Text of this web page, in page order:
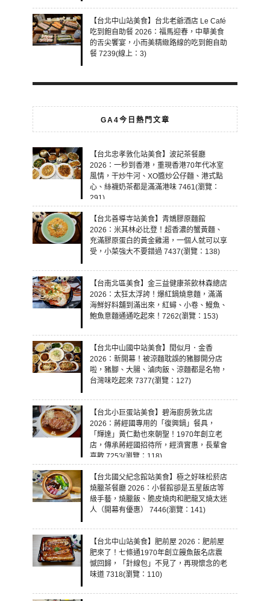
【台北中山站美食】台北老爺酒店 Le Café
吃到飽自助餐 2026：福馬迎春，中華美食
的舌尖饗宴，小而美精緻路線的吃到飽自助
餐 7239(線上：3)
GA4今日熱門文章
【台北忠孝敦化站美食】波記茶餐廳
2026：一秒到香港，重現香港70年代冰室
風情，干炒牛河、XO醬炒公仔麵、港式點
心、絲襪奶茶都是滿滿港味 7461(瀏覽：
291)
【台北善導寺站美食】青嬌膠原麵館
2026：米其林必比登！超香濃的蟹黃麵、
充滿膠原蛋白的黃金雞湯，一個人就可以享
受，小菜強大不要錯過 7437(瀏覽：138)
【台南北區美食】金三益健康茶飲林森總店
2026：太狂太浮誇！爆紅鍋燒意麵，滿滿
海鮮好料舖到滿出來，紅蟳、小卷、鰻魚、
鮑魚意麵通通吃起來！7262(瀏覽：153)
【台北中山國中站美食】閏似月．金香
2026：新開幕！被涼麵耽誤的豬腳開分店
啦，豬腳、大腸、滷肉飯、涼麵都是名物，
台灣味吃起來 7377(瀏覽：127)
【台北小巨蛋站美食】碧海廚房敦北店
2026：蔣經國專用的「復興鍋」餐具，
「輝達」黃仁勳也來朝聖！1970年創立老
店，傳承蔣經國招待所，經濟實惠，長輩會
喜歡 7253(瀏覽：118)
【台北國父紀念館站美食】極之好味松菸店
燒臘茶餐廳 2026：小餐館卻是五星飯店等
級手藝，燒臘飯、脆皮燒肉和肥龍叉燒太迷
人（開幕有優惠） 7446(瀏覽：141)
【台北中山站美食】肥前屋 2026：肥前屋
肥來了！七條通1970年創立饅魚飯名店震
憾回歸，「針線包」不見了，再現懷念的老
味道 7318(瀏覽：110)